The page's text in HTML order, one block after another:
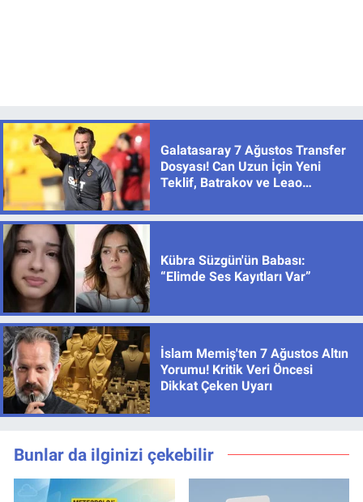
Galatasaray 7 Ağustos Transfer
Dosyası! Can Uzun İçin Yeni
Teklif, Batrakov ve Leao
Kübra Süzgün'ün Babası:
“Elimde Ses Kayıtları Var”
İslam Memiş'ten 7 Ağustos Altın
Yorumu! Kritik Veri Öncesi
Dikkat Çeken Uyarı
Bunlar da ilginizi çekebilir